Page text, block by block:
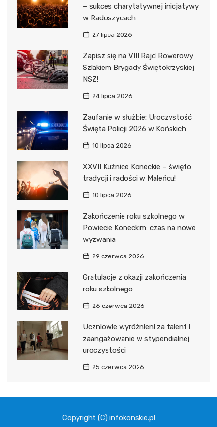
– sukces charytatywnej inicjatywy
w Radoszycach
27 lipca 2026
Zapisz się na VIII Rajd Rowerowy
Szlakiem Brygady Świętokrzyskiej
NSZ!
24 lipca 2026
Zaufanie w służbie: Uroczystość
Święta Policji 2026 w Końskich
10 lipca 2026
XXVII Kuźnice Koneckie – święto
tradycji i radości w Maleńcu!
10 lipca 2026
Zakończenie roku szkolnego w
Powiecie Koneckim: czas na nowe
wyzwania
29 czerwca 2026
Gratulacje z okazji zakończenia
roku szkolnego
26 czerwca 2026
Uczniowie wyróżnieni za talent i
zaangażowanie w stypendialnej
uroczystości
25 czerwca 2026
Copyright (C) infokonskie.pl